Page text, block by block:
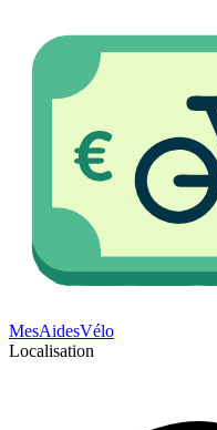
MesAidesVélo
Localisation